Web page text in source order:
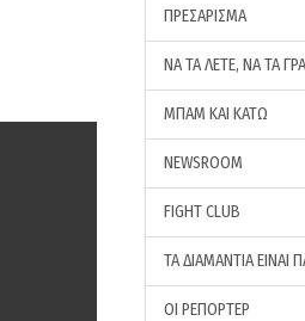
ΠΡΕΣΑΡΙΣΜΑ
ΝΑ ΤΑ ΛΕΤΕ, ΝΑ ΤΑ
ΜΠΑΜ ΚΑΙ ΚΑΤΩ
NEWSROOM
FIGHT CLUB
ΤΑ ΔΙΑΜΑΝΤΙΑ ΕΙΝΑΙ
ΟΙ ΡΕΠΟΡΤΕΡ